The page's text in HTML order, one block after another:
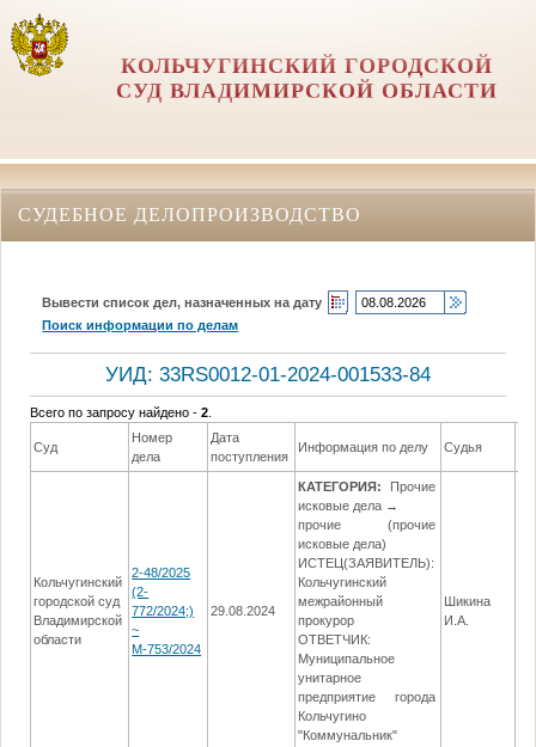
КОЛЬЧУГИНСКИЙ ГОРОДСКОЙ
СУД ВЛАДИМИРСКОЙ ОБЛАСТИ
СУДЕБНОЕ ДЕЛОПРОИЗВОДСТВО
Вывести список дел, назначенных на дату
Поиск информации по делам
УИД: 33RS0012-01-2024-001533-84
Всего по запросу найдено -2
Суд
Номер
дела
Дата
поступления
Информация по делу Судья
Кольчугинский
городской суд
Владимирской
области
2-48/2025
(2-
772/2024;)
~
М-753/2024
29.08.2024
КАТЕГОРИЯ:
Прочие
исковые дела →
прочие (прочие
исковые дела)
ИСТЕЦ(ЗАЯВИТЕЛЬ):
Кольчугинский
межрайонный
прокурор
ОТВЕТЧИК:
Муниципальное
унитарное
предприятие города
Кольчугино
"Коммунальник"
Шикина
И.А.